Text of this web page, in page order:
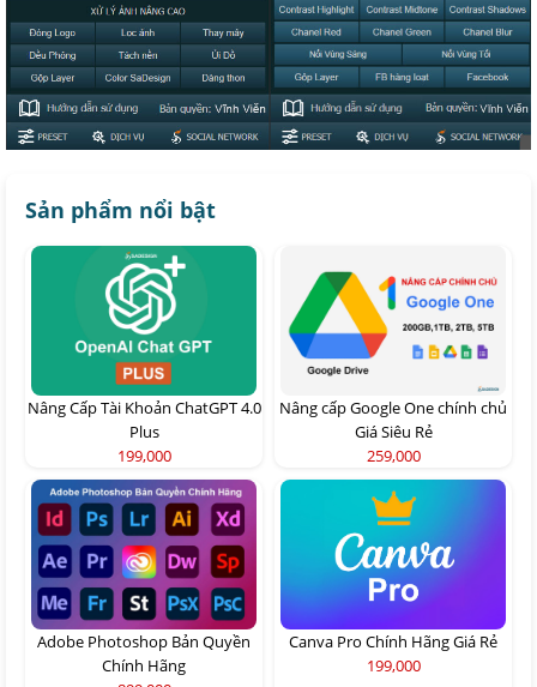
Sản phẩm nổi bật
Nâng Cấp Tài Khoản ChatGPT 4.0
Plus
199,000
Nâng cấp Google One chính chủ
Giá Siêu Rẻ
259,000
Adobe Photoshop Bản Quyền
Chính Hãng
Canva Pro Chính Hãng Giá Rẻ
199,000